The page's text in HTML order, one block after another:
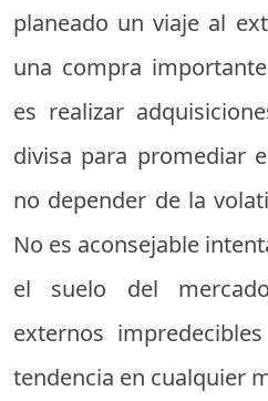
planeado un viaje al
una compra
es realizar
divisa para promediar
no depender de la
No es aconsejable
el suelo del
externos
tendencia en cualquier